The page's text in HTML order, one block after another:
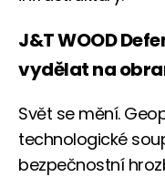
J&T WOOD
vydělat na
Svět se mění.
technologické
bezpečnostní